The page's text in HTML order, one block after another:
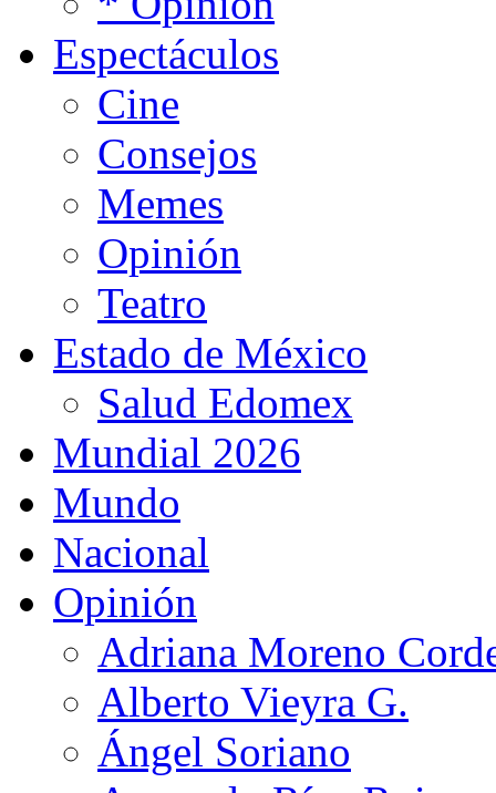
Espectáculos
Cine
Consejos
Memes
Opinión
Teatro
Estado de México
Salud Edomex
Mundial 2026
Mundo
Nacional
Opinión
Adriana Moreno
Alberto Vieyra G.
Ángel Soriano